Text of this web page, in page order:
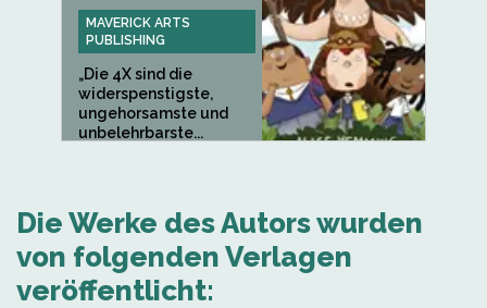
MAVERICK ARTS
PUBLISHING
„Die 4X sind die
widerspenstigste,
ungehorsamste und
unbelehrbarste...
Die Werke des Autors wurden
von folgenden Verlagen
veröffentlicht: